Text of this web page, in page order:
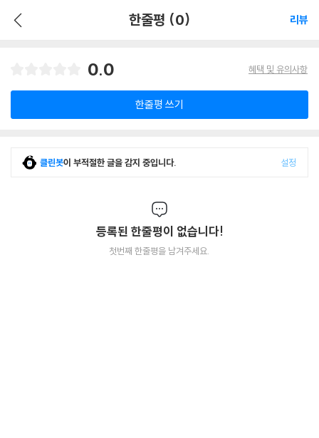
한줄평 (0) 리뷰
0.0 혜택 및 유의사항
한줄평 쓰기
클린봇이 부적절한 글을 감지 중입니다. 설정
등록된 한줄평이 없습니다!
첫번째 한줄평을 남겨주세요.